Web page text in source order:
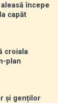
începe
capăt
croiala
plan
și genților